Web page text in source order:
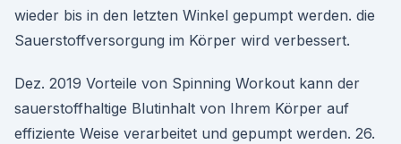
wieder bis in den letzten Winkel gepumpt werden. die
Sauerstoffversorgung im Körper wird verbessert.
Dez. 2019 Vorteile von Spinning Workout kann der
sauerstoffhaltige Blutinhalt von Ihrem Körper auf
effiziente Weise verarbeitet und gepumpt werden. 26.